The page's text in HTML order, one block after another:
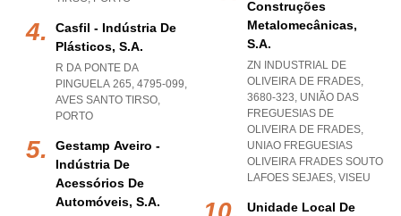
Casfil - Indústria De
Plásticos, S.a.
R DA PONTE DA
PINGUELA 265, 4795-099,
AVES SANTO TIRSO,
PORTO
Gestamp Aveiro -
Indústria De
Acessórios De
Automóveis, S.a.
Construções
Metalomecânicas,
S.a.
ZN INDUSTRIAL DE
OLIVEIRA DE FRADES,
3680-323, UNIÃO DAS
FREGUESIAS DE
OLIVEIRA DE FRADES,
UNIAO FREGUESIAS
OLIVEIRA FRADES SOUTO
LAFOES SEJAES, VISEU
Unidade Local De